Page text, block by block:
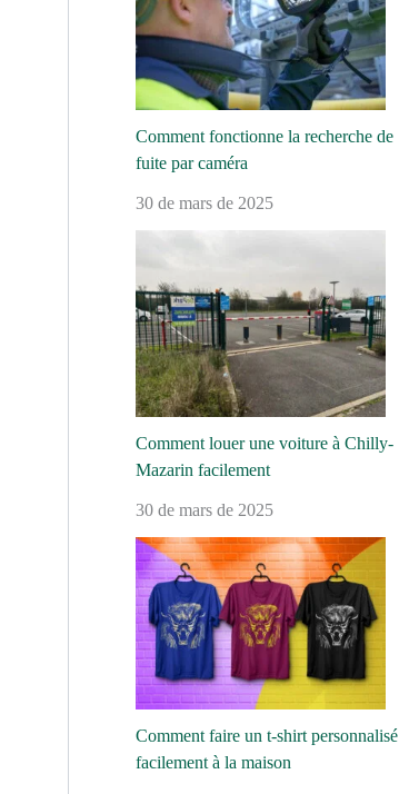
Comment fonctionne la recherche de
fuite par caméra
30 de mars de 2025
Comment louer une voiture à Chilly-
Mazarin facilement
30 de mars de 2025
Comment faire un t-shirt personnalisé
facilement à la maison